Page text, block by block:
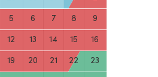
5 6 7 8 9
12 13 14 15 16
19 20 21 22 23